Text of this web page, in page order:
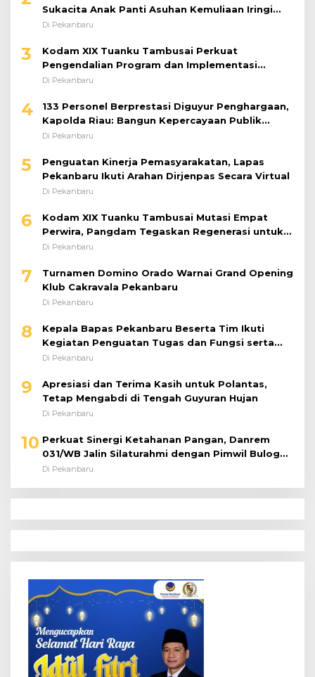
Sukacita Anak Panti Asuhan Kemuliaan Iringi
Bantuan Sosial
Di Pekanbaru
3
Kodam XIX Tuanku Tambusai Perkuat
Pengendalian Program dan Implementasi
Doktrin TNI AD
Di Pekanbaru
4
133 Personel Berprestasi Diguyur Penghargaan,
Kapolda Riau: Bangun Kepercayaan Publik
dengan Karya Nyata
Di Pekanbaru
5
Penguatan Kinerja Pemasyarakatan, Lapas
Pekanbaru Ikuti Arahan Dirjenpas Secara Virtual
Di Pekanbaru
6
Kodam XIX Tuanku Tambusai Mutasi Empat
Perwira, Pangdam Tegaskan Regenerasi untuk
Perkuat Kinerja Satuan
Di Pekanbaru
7
Turnamen Domino Orado Warnai Grand Opening
Klub Cakravala Pekanbaru
Di Pekanbaru
8
Kepala Bapas Pekanbaru Beserta Tim Ikuti
Kegiatan Penguatan Tugas dan Fungsi serta
Paparan Penempatan WBP ke Lapas Terbuka
Di Pekanbaru
9
Apresiasi dan Terima Kasih untuk Polantas,
Tetap Mengabdi di Tengah Guyuran Hujan
Di Pekanbaru
10 Perkuat Sinergi Ketahanan Pangan, Danrem
031/WB Jalin Silaturahmi dengan Pimwil Bulog
Riau dan Kepri
Di Pekanbaru